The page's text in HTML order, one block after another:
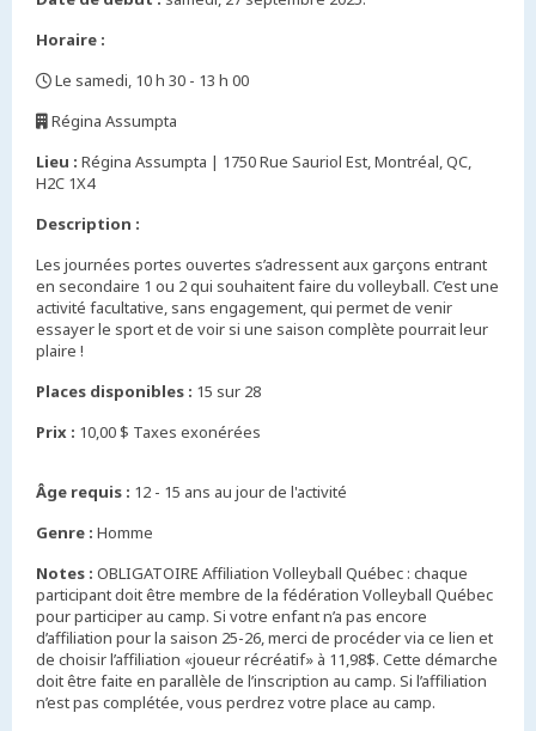
Horaire :
Le samedi, 10 h 30 - 13 h 00
Régina Assumpta
Lieu : Régina Assumpta | 1750 Rue Sauriol Est, Montréal, QC,
H2C 1X4
Description :
Les journées portes ouvertes s’adressent aux garçons entrant
en secondaire 1 ou 2 qui souhaitent faire du volleyball. C’est une
activité facultative, sans engagement, qui permet de venir
essayer le sport et de voir si une saison complète pourrait leur
plaire !
Places disponibles : 15 sur 28
Prix : 10,00 $ Taxes exonérées
Âge requis : 12 - 15 ans au jour de l'activité
Genre : Homme
Notes : OBLIGATOIRE Affiliation Volleyball Québec : chaque
participant doit être membre de la fédération Volleyball Québec
pour participer au camp. Si votre enfant n’a pas encore
d’affiliation pour la saison 25-26, merci de procéder via ce lien et
de choisir l’affiliation «joueur récréatif» à 11,98$. Cette démarche
doit être faite en parallèle de l’inscription au camp. Si l’affiliation
n’est pas complétée, vous perdrez votre place au camp.